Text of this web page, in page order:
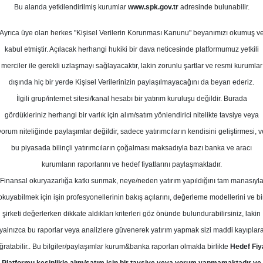
2026
Potansiyeli
Kurum Sayısı
5
4
Çarşamba, 21 Ocak 2026
TABGD Hedef Fiyat
- TAB Gıda için hedef
TL'ye revize etti, tavsiyesini ise
Bu alanda yetkilendirilmiş kurumlar www.spk.gov.tradresinde bulunabilir.
Ayrıca üye olan herkes "Kişisel Verilerin Korunması Kanunu" beyanımızı okumuş ve
kabul etmiştir. Açılacak herhangi hukiki bir dava neticesinde platformumuz yetkili
merciler ile gerekli uzlaşmayı sağlayacaktır, lakin zorunlu şartlar ve resmi kurumlar
dışında hiç bir yerde Kişisel Verilerinizin paylaşılmayacağını da beyan ederiz.
İlgili grup/internet sitesi/kanal hesabı bir yatırım kuruluşu değildir. Burada
gördükleriniz herhangi bir varlık için alım/satım yönlendirici nitelikte tavsiye veya
niteliğinde paylaşımlar değildir, sadece yatırımcıların kendisini geliştirmesi,
bu piyasada bilinçli yatırımcıların çoğalması maksadıyla bazı banka ve aracı
kurumların raporlarını ve hedef fiyatlarını paylaşmaktadır.
Finansal okuryazarlığa katkı sunmak, neye/neden yatırım yapıldığını tam manasıyla
için işin profesyonellerinin bakış açılarını, değerleme modellerini ve
şirketi değerlerken dikkate aldıkları kriterleri göz önünde bulundurabilirsiniz, lakin
yalnızca bu raporlar veya analizlere güvenerek yatırım yapmak sizi maddi
Bu bilgiler/paylaşımlar kurum&banka raporları olmakla birlikte Hedef